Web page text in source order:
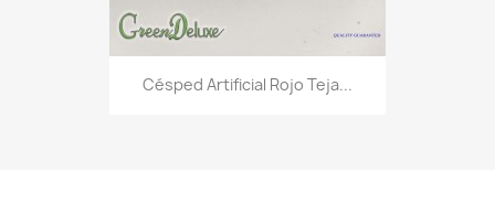
Césped Artificial Rojo Teja...